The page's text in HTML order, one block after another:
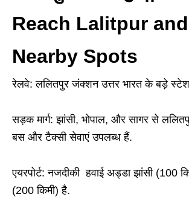
Reach Lalitpur and
Nearby Spots
रेलवे: ललितपुर जंक्शन उत्तर भारत के बड़े
सड़क मार्ग: झांसी, भोपाल, और सागर से
बस और टैक्सी सेवाएं उपलब्ध हैं.
एयरपोर्ट: नजदीकी हवाई अड्डा झांसी (100
(200 किमी) है.